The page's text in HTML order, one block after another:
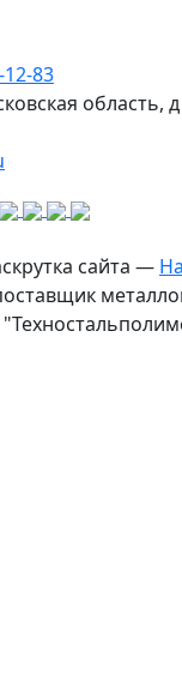
12-83
область,
сайта —